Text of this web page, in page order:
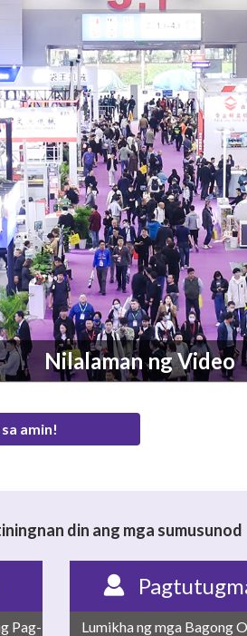
Nilalaman ng Video
amin!
din ang mga sumusunod
Pag-
Lumikha ng mga Bagong